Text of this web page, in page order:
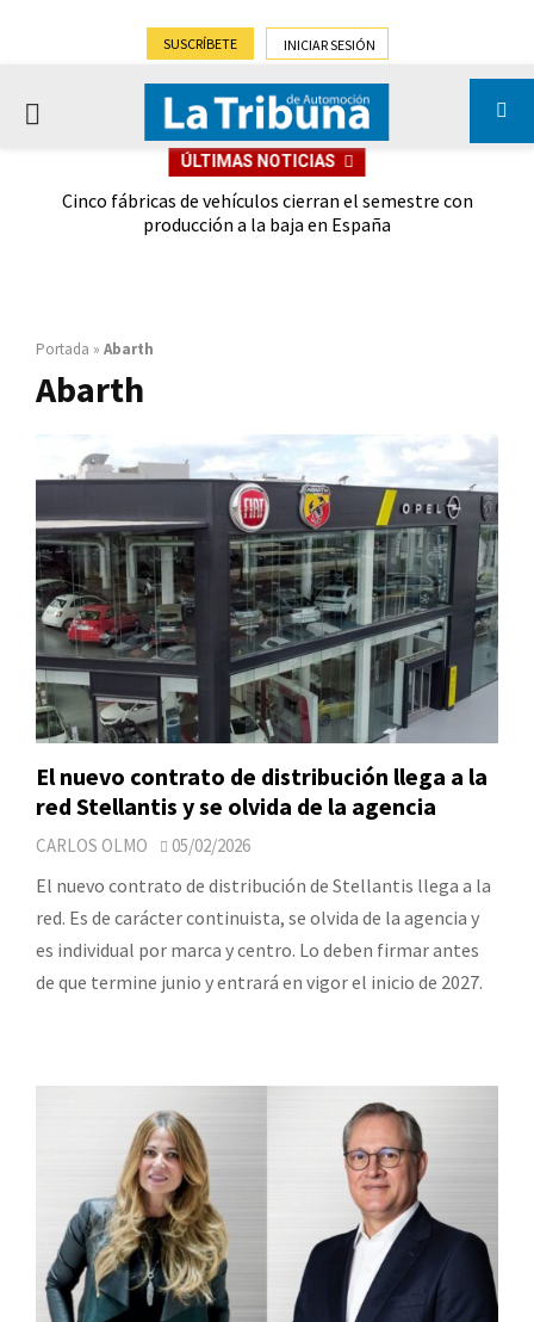
SUSCRÍBETE INICIAR SESIÓN
PRIMARY
ÚLTIMAS NOTICIAS
Cinco fábricas de vehículos cierran el semestre con
producción a la baja en España
Portada » Abarth
Abarth
El nuevo contrato de distribución llega a la
red Stellantis y se olvida de la agencia
CARLOS OLMO 05/02/2026
El nuevo contrato de distribución de Stellantis llega a la
red. Es de carácter continuista, se olvida de la agencia y
es individual por marca y centro. Lo deben firmar antes
de que termine junio y entrará en vigor el inicio de 2027.